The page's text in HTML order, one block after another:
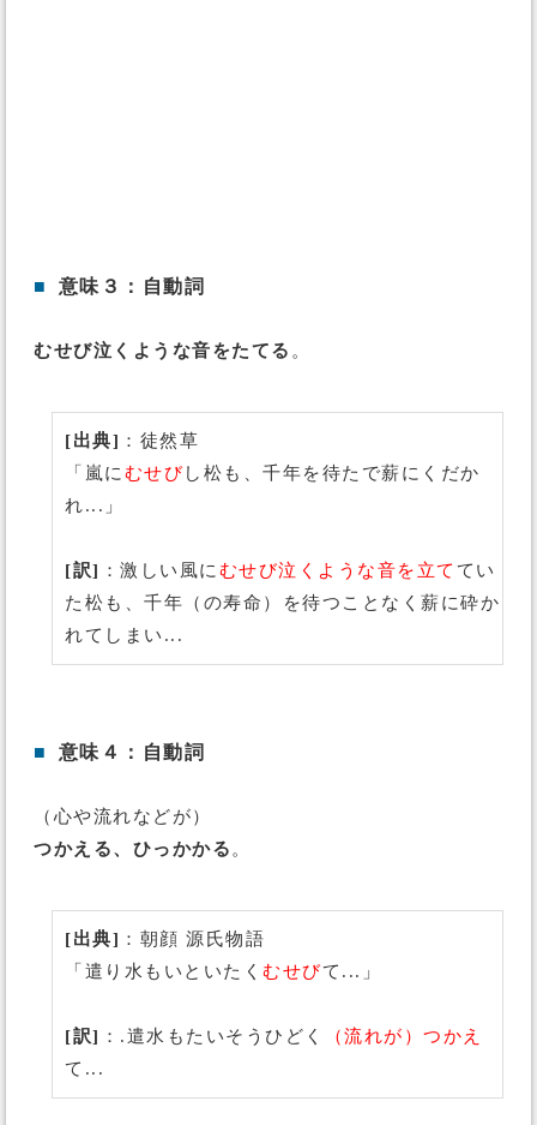
■ 意味３：自動詞
むせび泣くような音をたてる 。
[出典] ：徒然草
「嵐に むせびし松も、千年を待たで薪にくだか
れ...」
[訳] ：激しい風に むせび泣くような音を立て てい
た松も、千年（の寿命）を待つことなく薪に砕か
れてしまい...
■ 意味４：自動詞
（心や流れなどが）
つかえる、ひっかかる 。
[出典] ：朝顔 源氏物語
「遣り水もいといたく むせびて...」
[訳] ：.遣水もたいそうひどく
（流れが）つかえ
て...